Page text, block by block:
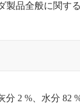
製品全般に関す
分 2 %、水分 82